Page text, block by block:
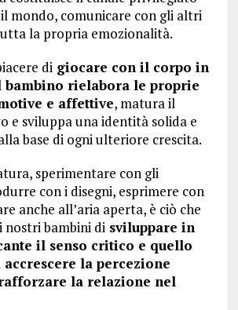
mondo, comunicare con gli altri
la propria emozionalità.
digiocare con il corpo in
bambino rielabora le proprie
e affettive, matura il
e sviluppa una identità solida e
base di ogni ulteriore crescita.
sperimentare con gli
con i disegni, esprimere con
anche all’aria aperta, è ciò che
nostri bambini disviluppare in
il senso critico e quello
la percezione
la relazione nel